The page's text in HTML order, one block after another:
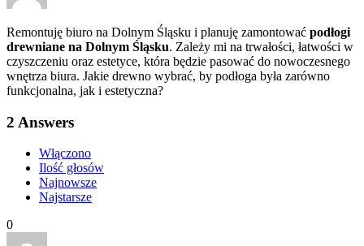
Remontuję biuro na Dolnym Śląsku i planuję zamontować podłogi
drewniane na Dolnym Śląsku. Zależy mi na trwałości, łatwości w
czyszczeniu oraz estetyce, która będzie pasować do nowoczesnego
wnętrza biura. Jakie drewno wybrać, by podłoga była zarówno
funkcjonalna, jak i estetyczna?
2 Answers
Włączono
Ilość głosów
Najnowsze
Najstarsze
0